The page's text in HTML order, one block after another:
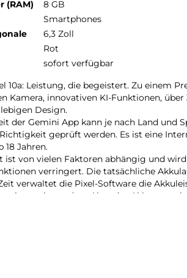
(RAM)
8 GB
Smartphones
6,3 Zoll
Rot
sofort verfügbar
10a: Leistung, die begeistert. Zu einem
Kamera, innovativen KI-Funktionen,
Design.
der Gemini App kann je nach Land und
geprüft werden. Es ist eine
18 Jahren.
ist von vielen Faktoren abhängig und
verringert. Die tatsächliche
verwaltet die Pixel-Software die
mit zunehmendem Alter des Akkus zu